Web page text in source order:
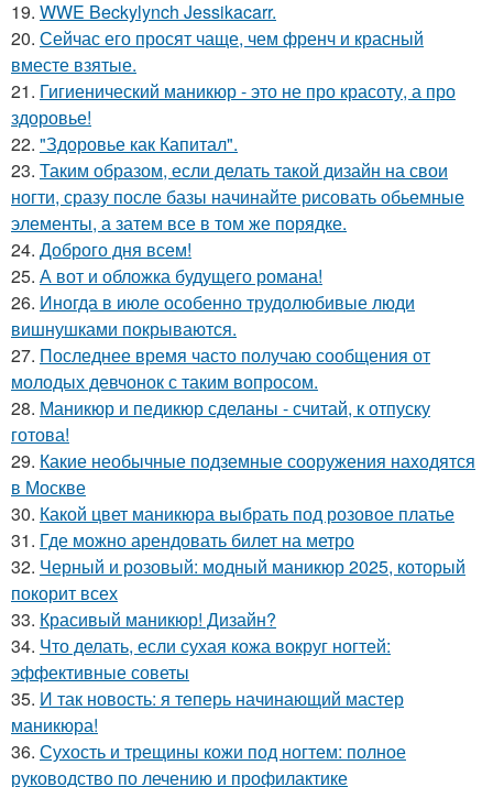
19. WWE Beckylynch Jessikacarr.
20. Сейчас его просят чаще, чем френч и красный
вместе взятые.
21. Гигиенический маникюр - это не про красоту, а про
здоровье!
22. "Здоровье как Капитал".
23. Таким образом, если делать такой дизайн на свои
ногти, сразу после базы начинайте рисовать обьемные
элементы, а затем все в том же порядке.
24. Доброго дня всем!
25. А вот и обложка будущего романа!
26. Иногда в июле особенно трудолюбивые люди
вишнушками покрываются.
27. Последнее время часто получаю сообщения от
молодых девчонок с таким вопросом.
28. Маникюр и педикюр сделаны - считай, к отпуску
готова!
29. Какие необычные подземные сооружения находятся
в Москве
30. Какой цвет маникюра выбрать под розовое платье
31. Где можно арендовать билет на метро
32. Черный и розовый: модный маникюр 2025, который
покорит всех
33. Красивый маникюр! Дизайн?
34. Что делать, если сухая кожа вокруг ногтей:
эффективные советы
35. И так новость: я теперь начинающий мастер
маникюра!
36. Сухость и трещины кожи под ногтем: полное
руководство по лечению и профилактике